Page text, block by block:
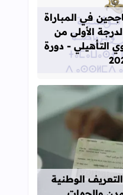
المزيد عن لوائح نهائية بأسماء
في المباراة
الأولى من
التأهيلي - دورة
المزيد عن أحرف و أرقام
الوطنية